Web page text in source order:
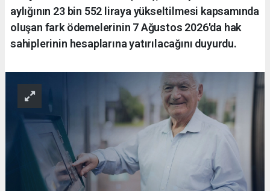
aylığının 23 bin 552 liraya yükseltilmesi kapsamında
oluşan fark ödemelerinin 7 Ağustos 2026'da hak
sahiplerinin hesaplarına yatırılacağını duyurdu.